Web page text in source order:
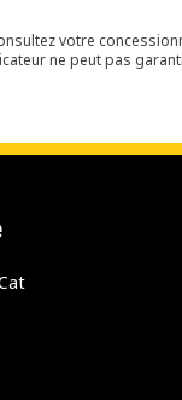
votre
ne peut pas